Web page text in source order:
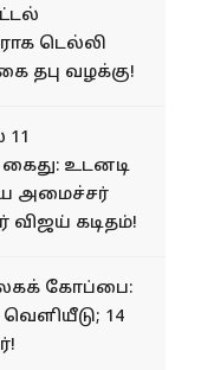
டெல்லி
தபு வழக்கு!
உடனடி
அமைச்சர்
விஜய் கடிதம்!
உலகக் கோப்பை:
வெளியீடு; 14